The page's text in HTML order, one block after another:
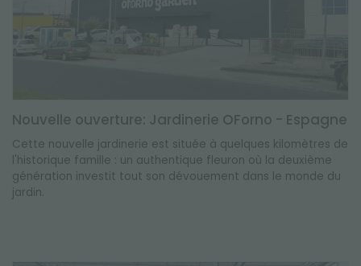
Nouvelle ouverture: Jardinerie OForno - Espagne
Cette nouvelle jardinerie est située à quelques kilomètres de
l'historique famille : un authentique fleuron où la deuxième
génération investit tout son dévouement dans le monde du
jardin.